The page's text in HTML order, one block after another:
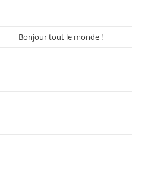
Bonjour tout le monde !